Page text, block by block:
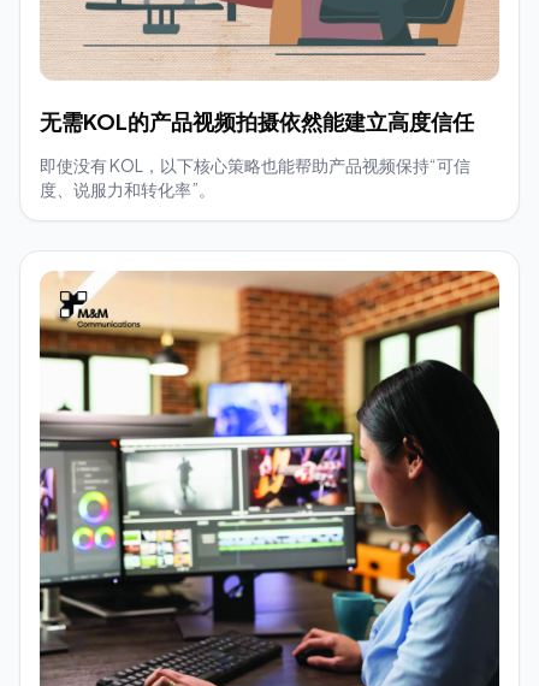
无需KOL的产品视频拍摄依然能建立高度信任
即使没有 KOL，以下核心策略也能帮助产品视频保持“可信
度、说服力和转化率”。